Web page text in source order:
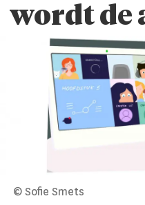
wordt de
© Sofie Smets